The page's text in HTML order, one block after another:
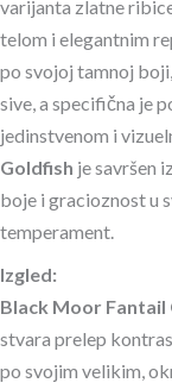
varijanta zlatne
telom i elegantnim
po svojoj tamnoj
sive, a specifična je
jedinstvenom i
Goldfish je savršen
boje i gracioznost u
temperament.
Izgled:
Black Moor Fantail
stvara prelep
po svojim velikim,